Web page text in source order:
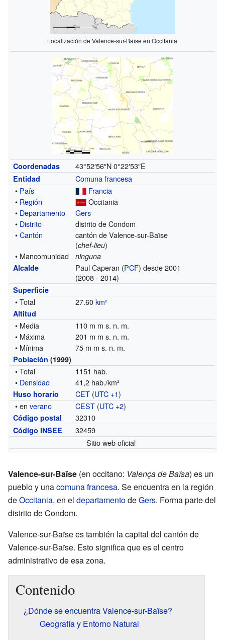
Localización de Valence-sur-Baïse en Occitania
Coordenadas 43°52′56″N 0°22′53″E
Entidad
Comuna francesa
• País
Francia
• Región
Occitania
• Departamento
Gers
• Distrito
distrito de Condom
•Cantón
cantón de Valence-sur-Baïse
(chef-lieu)
• Mancomunidad
ninguna
Alcalde
Paul Caperan (PCF) desde 2001
(2008 - 2014)
Superficie
• Total 27.60km²
Altitud
• Media
110 m m s. n. m.
• Máxima
201 m m s. n. m.
• Mínima
75 m m s. n. m.
Población (1999)
• Total
1151 hab.
• Densidad 41,2 hab./km²
Huso horario CET (UTC +1)
• enverano CEST (UTC +2)
Código postal 32310
Código INSEE
32459
Sitio web oficial
Valence-sur-Baïse (en occitano: Valença de Baïsa) es un
pueblo y unacomuna francesa. Se encuentra en la región
deOccitania, en el departamentodeGers. Forma parte del
distrito de Condom.
Valence-sur-Baïse es también la capital del cantón de
Valence-sur-Baïse. Esto significa que es el centro
administrativo de esa zona.
Contenido
¿Dónde se encuentra Valence-sur-Baïse?
Geografía y Entorno Natural